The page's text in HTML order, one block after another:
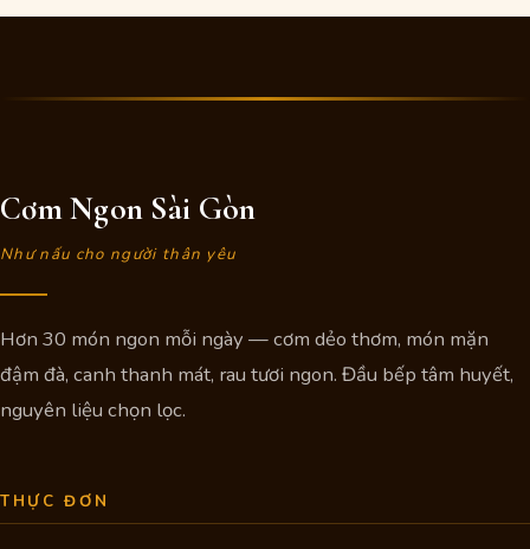
35.000 ₫.là:
Cơm Ngon Sài Gòn
Như nấu cho người thân yêu
Hơn 30 món ngon mỗi ngày — cơm dẻo thơm, món mặn
đậm đà, canh thanh mát, rau tươi ngon. Đầu bếp tâm huyết,
nguyên liệu chọn lọc.
THỰC ĐƠN